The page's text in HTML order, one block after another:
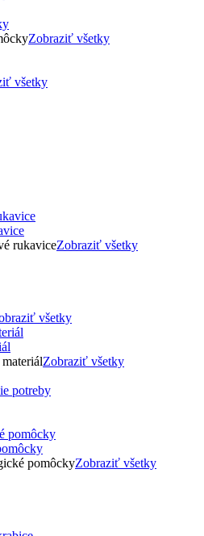
Zobraziť všetky
všetky
rukaviceZobraziť všetky
všetky
Zobraziť všetky
potreby
pomôckyZobraziť všetky